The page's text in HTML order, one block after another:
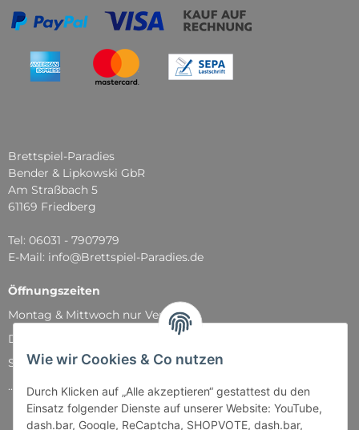
Wie wir Cookies & Co nutzen
Durch Klicken auf „Alle akzeptieren“ gestattest du den
Einsatz folgender Dienste auf unserer Website: YouTube,
dash.bar, Google, ReCaptcha, SHOPVOTE, dash.bar,
Brettspiel-Paradies
Bender & Lipkowski GbR
Am Straßbach 5
61169 Friedberg
Tel: 06031 - 7907979
E-Mail: info@Brettspiel-Paradies.de
Öffnungszeiten
Montag & Mittwoch nur Versand
Dienstag, Donnerstag und Freitag: 11:00 - 18:30 Uhr
Samstag: 11:00 - 14:00 Uhr
...und natürlich während unserer Events